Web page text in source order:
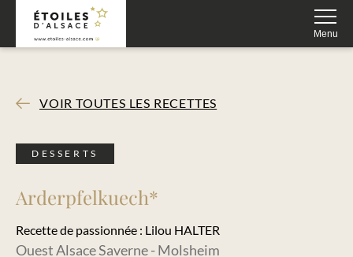
Menu
VOIR TOUTES LES RECETTES
DESSERTS
Arderpfelkuech*
Recette de passionnée : Lilou HALTER
Ouest Alsace Saverne - Molsheim